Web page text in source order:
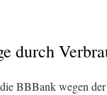
durch
BBBank wegen